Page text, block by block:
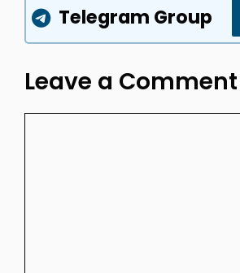
Telegram Group
Leave a Comment